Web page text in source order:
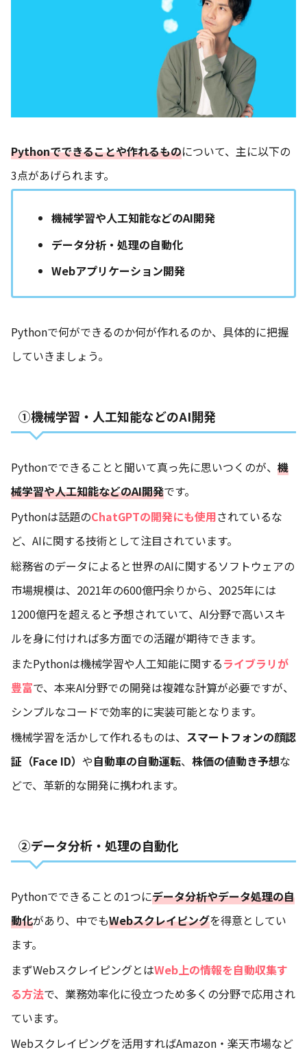
Pythonでできることや作れるものについて、主に以下の
3点があげられます。
機械学習や人工知能などのAI開発
データ分析・処理の自動化
Webアプリケーション開発
Pythonで何ができるのか何が作れるのか、具体的に把握
していきましょう。
①機械学習・人工知能などのAI開発
Pythonでできることと聞いて真っ先に思いつくのが、 機
械学習や人工知能などのAI開発です。
Pythonは話題のChatGPTの開発にも使用されているな
ど、AIに関する技術として注目されています。
総務省のデータによると世界のAIに関するソフトウェアの
市場規模は、2021年の600億円余りから、2025年には
1200億円を超えると予想されていて、AI分野で高いスキ
ルを身に付ければ多方面での活躍が期待できます。
またPythonは機械学習や人工知能に関するライブラリが
豊富で、本来AI分野での開発は複雑な計算が必要ですが、
シンプルなコードで効率的に実装可能となります。
機械学習を活かして作れるものは、 スマートフォンの顔認
証（Face ID） や自動車の自動運転、 株価の値動き予想な
どで、革新的な開発に携われます。
②データ分析・処理の自動化
Pythonでできることの1つにデータ分析やデータ処理の自
動化があり、中でもWebスクレイピングを得意としてい
ます。
まずWebスクレイピングとはWeb上の情報を自動収集す
る方法で、業務効率化に役立つため多くの分野で応用され
ています。
Webスクレイピングを活用すればAmazon・楽天市場など